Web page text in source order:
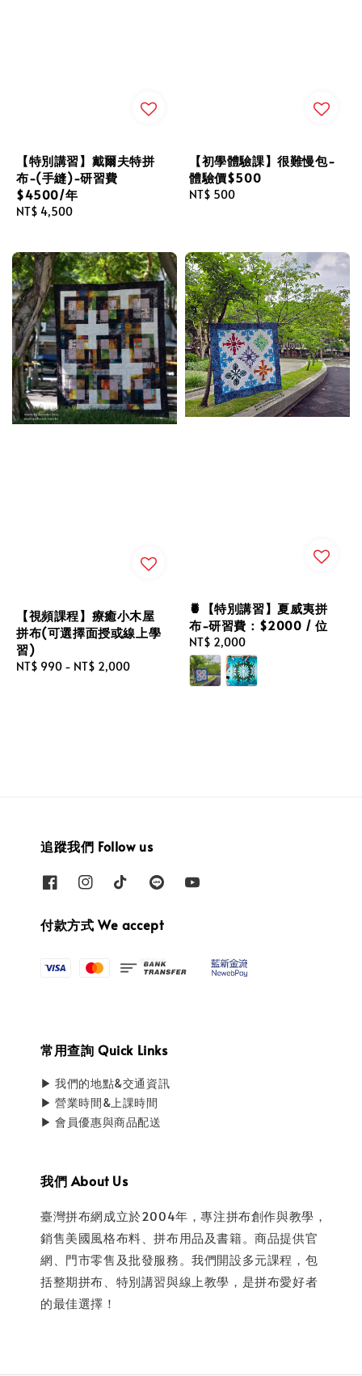
【特別講習】戴爾夫特拼
布-(手縫)-研習費
$4500/年
Regular
NT$ 4,500
【初學體驗課】很難慢包-
體驗價$500
Regular
NT$ 500
【視頻課程】療癒小木屋
拼布(可選擇面授或線上學
習)
Regular
NT$ 990 - NT$ 2,000
🍍【特別講習】夏威夷拼
布-研習費：$2000 / 位
Regular
price
NT$ 2,000
追蹤我們 Follow us
付款方式 We accept
常用查詢 Quick Links
▶ 我們的地點&交通資訊
▶ 營業時間&上課時間
▶ 會員優惠與商品配送
我們 About Us
臺灣拼布網成立於2004年，專注拼布創作與教學，
銷售美國風格布料、拼布用品及書籍。商品提供官
網、門市零售及批發服務。我們開設多元課程，包
括整期拼布、特別講習與線上教學，是拼布愛好者
的最佳選擇！